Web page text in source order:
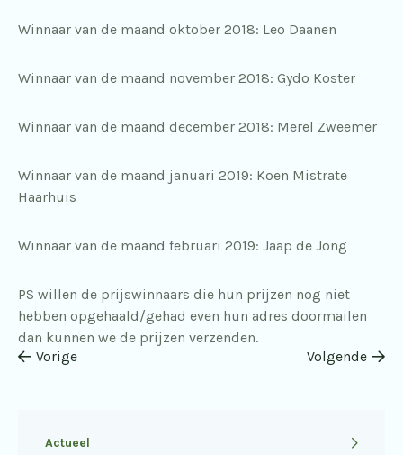
Actueel
Winnaar van de maand oktober 2018: Leo Daanen
Winnaar van de maand november 2018: Gydo Koster
Winnaar van de maand december 2018: Merel Zweemer
Winnaar van de maand januari 2019: Koen Mistrate
Haarhuis
Winnaar van de maand februari 2019: Jaap de Jong
PS willen de prijswinnaars die hun prijzen nog niet
hebben opgehaald/gehad even hun adres doormailen
dan kunnen we de prijzen verzenden.
Vorige
Volgende